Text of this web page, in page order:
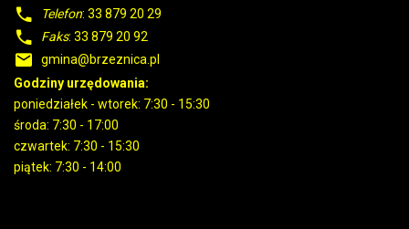
Telefon: 33 879 20 29
Faks: 33 879 20 92
gmina@brzeznica.pl
Godziny urzędowania:
poniedziałek - wtorek: 7:30 - 15:30
środa: 7:30 - 17:00
czwartek: 7:30 - 15:30
piątek: 7:30 - 14:00